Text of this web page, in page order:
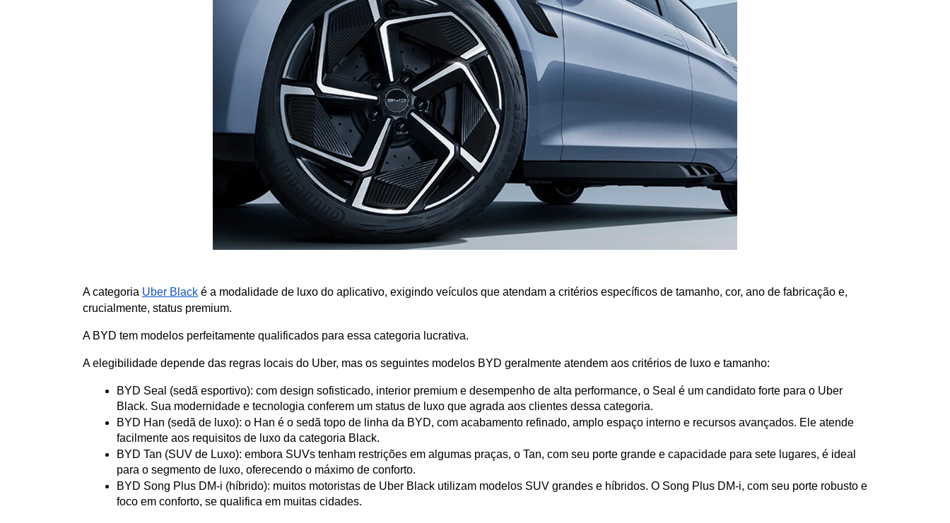
A categoria Uber Black é a modalidade de luxo do aplicativo, exigindo veículos que atendam a critérios específicos de tamanho, cor, ano de fabricação e,
crucialmente, status premium.
A BYD tem modelos perfeitamente qualificados para essa categoria lucrativa.
A elegibilidade depende das regras locais do Uber, mas os seguintes modelos BYD geralmente atendem aos critérios de luxo e tamanho:
BYD Seal (sedã esportivo): com design sofisticado, interior premium e desempenho de alta performance, o Seal é um candidato forte para o Uber
Black. Sua modernidade e tecnologia conferem um status de luxo que agrada aos clientes dessa categoria.
BYD Han (sedã de luxo): o Han é o sedã topo de linha da BYD, com acabamento refinado, amplo espaço interno e recursos avançados. Ele atende
facilmente aos requisitos de luxo da categoria Black.
BYD Tan (SUV de Luxo): embora SUVs tenham restrições em algumas praças, o Tan, com seu porte grande e capacidade para sete lugares, é ideal
para o segmento de luxo, oferecendo o máximo de conforto.
BYD Song Plus DM-i (híbrido): muitos motoristas de Uber Black utilizam modelos SUV grandes e híbridos. O Song Plus DM-i, com seu porte robusto e
foco em conforto, se qualifica em muitas cidades.